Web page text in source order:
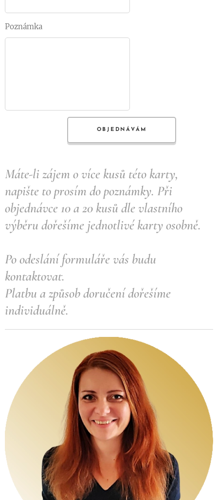
Poznámka
OBJEDNÁVÁM
Máte-li zájem o více kusů této karty,
napište to prosím do poznámky. Při
objednávce 10 a 20 kusů dle vlastního
výběru dořešíme jednotlivé karty osobně.
Po odeslání formuláře vás budu
kontaktovat.
Platbu a způsob doručení dořešíme
individuálně.